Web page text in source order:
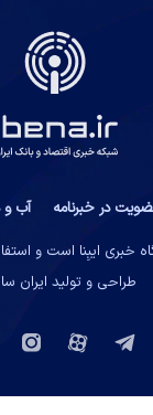
در خبرنامه آب و
خبری ایبِنا است و
طراحی و تولید ایران